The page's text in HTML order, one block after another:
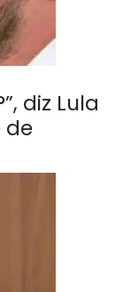
diz Lula
de